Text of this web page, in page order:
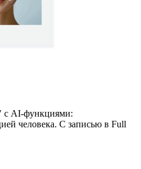
с AI-функциями:
человека. С записью в Full